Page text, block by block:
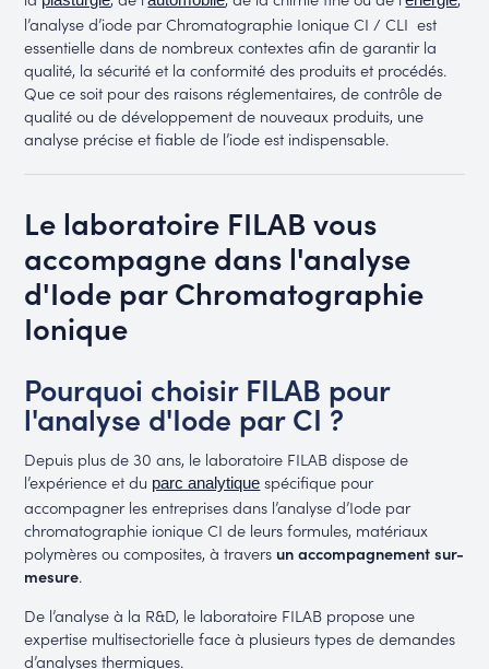
l’analyse d’iode par Chromatographie Ionique CI / CLI est
essentielle dans de nombreux contextes afin de garantir la
qualité, la sécurité et la conformité des produits et procédés.
Que ce soit pour des raisons réglementaires, de contrôle de
qualité ou de développement de nouveaux produits, une
analyse précise et fiable de l’iode est indispensable.
Le laboratoire FILAB vous
accompagne dans l'analyse
d'Iode par Chromatographie
Ionique
Pourquoi choisir FILAB pour
l'analyse d'Iode par CI ?
Depuis plus de 30 ans, le laboratoire FILAB dispose de
l’expérience et du parc analytique spécifique pour
accompagner les entreprises dans l’analyse d’Iode par
chromatographie ionique CI de leurs formules, matériaux
polymères ou composites, à travers un accompagnement sur-
mesure.
De l’analyse à la R&D, le laboratoire FILAB propose une
expertise multisectorielle face à plusieurs types de demandes
d’analyses thermiques.